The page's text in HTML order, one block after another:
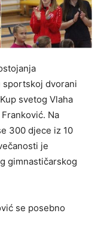
sportskoj dvorani
svetog Vlaha
Na
300 djece iz 10
je
gimnastičarskog
se posebno